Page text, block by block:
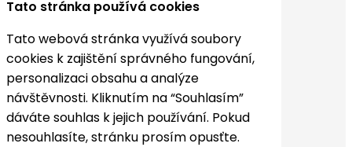
Tato stránka používá cookies
Tato webová stránka využívá soubory
cookies k zajištění správného fungování,
personalizaci obsahu a analýze
návštěvnosti. Kliknutím na “Souhlasím”
dáváte souhlas k jejich používání. Pokud
nesouhlasíte, stránku prosím opusťte.